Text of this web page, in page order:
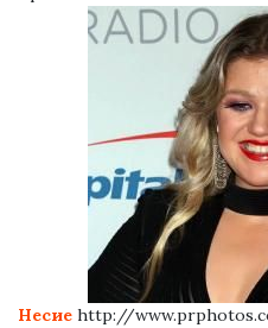
Несие http://